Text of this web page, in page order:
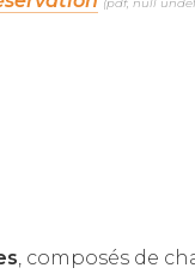
, composés de